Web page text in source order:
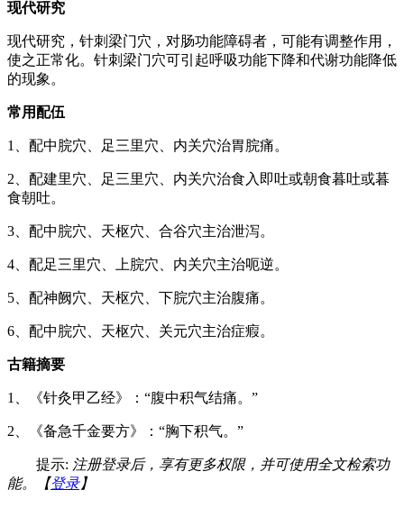
现代研究
现代研究，针刺梁门穴，对肠功能障碍者，可能有调整作用，
使之正常化。针刺梁门穴可引起呼吸功能下降和代谢功能降低
的现象。
常用配伍
1、配中脘穴、足三里穴、内关穴治胃脘痛。
2、配建里穴、足三里穴、内关穴治食入即吐或朝食暮吐或暮
食朝吐。
3、配中脘穴、天枢穴、合谷穴主治泄泻。
4、配足三里穴、上脘穴、内关穴主治呃逆。
5、配神阙穴、天枢穴、下脘穴主治腹痛。
6、配中脘穴、天枢穴、关元穴主治症瘕。
古籍摘要
1、《针灸甲乙经》：“腹中积气结痛。”
2、《备急千金要方》：“胸下积气。”
提示: 注册登录后，享有更多权限，并可使用全文检索功
能。【登录】